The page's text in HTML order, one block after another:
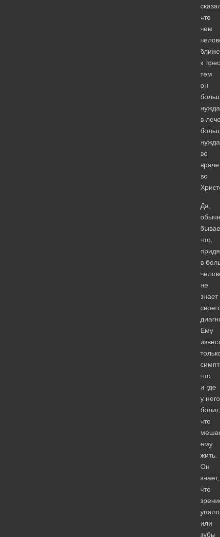
что
чем
ближе
к
тем
он
в
во
во
Да,
что,
придя
в
не
знает
Ему
что
и где
у него
болит,
что
ему
жить.
Он
знает,
что
или
зубы